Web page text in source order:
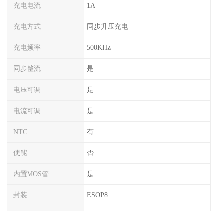
充电电流 1A
充电方式 同步升压充电
充电频率 500KHZ
同步整流 是
电压可调 是
电流可调 是
NTC 有
使能 否
内置MOS管 是
封装 ESOP8